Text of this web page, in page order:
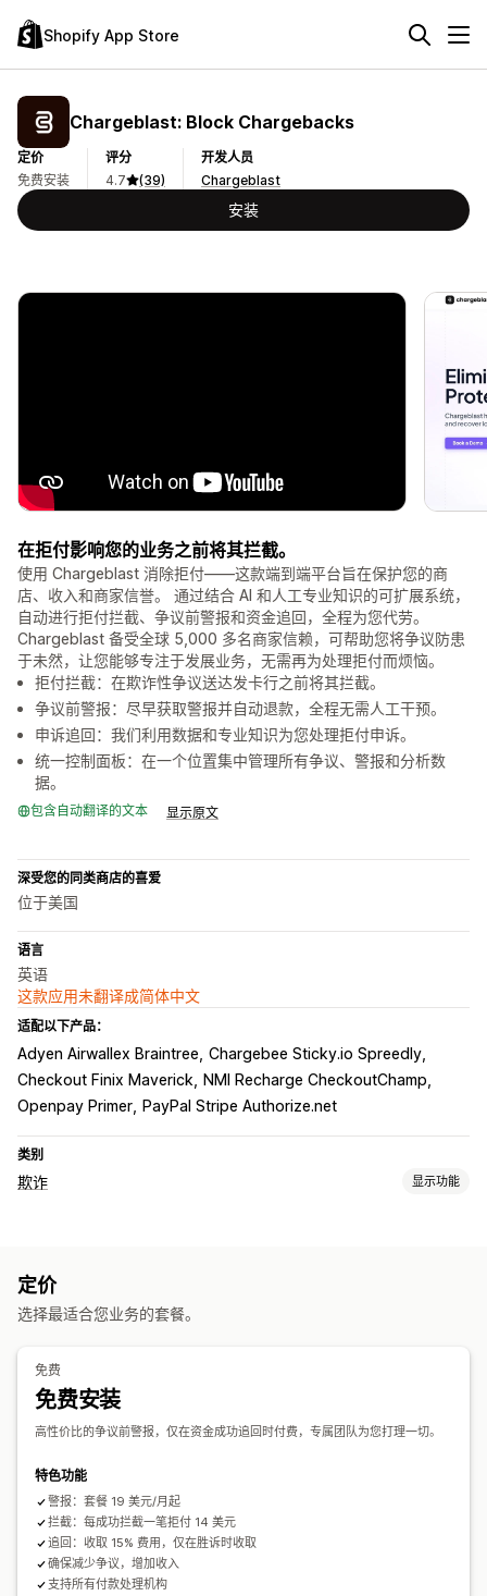
Shopify App Store
Chargeblast: Block Chargebacks
定价
免费安装
评分
4.7
(39)
开发人员
Chargeblast
安装
在拒付影响您的业务之前将其拦截。
使用 Chargeblast 消除拒付——这款端到端平台旨在保护您的商
店、收入和商家信誉。 通过结合 AI 和人工专业知识的可扩展系统，
自动进行拒付拦截、争议前警报和资金追回，全程为您代劳。
Chargeblast 备受全球 5,000 多名商家信赖，可帮助您将争议防患
于未然，让您能够专注于发展业务，无需再为处理拒付而烦恼。
拒付拦截：在欺诈性争议送达发卡行之前将其拦截。
争议前警报：尽早获取警报并自动退款，全程无需人工干预。
申诉追回：我们利用数据和专业知识为您处理拒付申诉。
统一控制面板：在一个位置集中管理所有争议、警报和分析数
据。
包含自动翻译的文本 显示原文
深受您的同类商店的喜爱
位于美国
语言
英语
这款应用未翻译成简体中文
适配以下产品：
Adyen Airwallex Braintree Chargebee Sticky.io Spreedly
Checkout Finix Maverick
NMI Recharge CheckoutChamp
Openpay Primer
PayPal Stripe Authorize.net
类别
欺诈 显示功能
提醒和分析
高风险提醒 拒付提醒 可疑活动 自定义提醒 欺诈通知 拒付分析
定价
选择最适合您业务的套餐。
免费
免费安装
高性价比的争议前警报，仅在资金成功追回时付费，专属团队为您打理一切。
特色功能
警报：套餐 19 美元/月起
拦截：每成功拦截一笔拒付 14 美元
追回：收取 15% 费用，仅在胜诉时收取
确保减少争议，增加收入
支持所有付款处理机构